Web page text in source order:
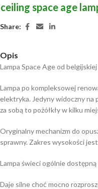
ceiling space age
Share:
Opis
Lampa Space Age od
Lampa po kompleksowej
elektryka. Jedyny widoczny na
za sobą to pożółkły w kilku
Oryginalny mechanizm do
sprawny. Zakres wysokości
Lampa świeci ogólnie dostępną
Daje silne choć mocno